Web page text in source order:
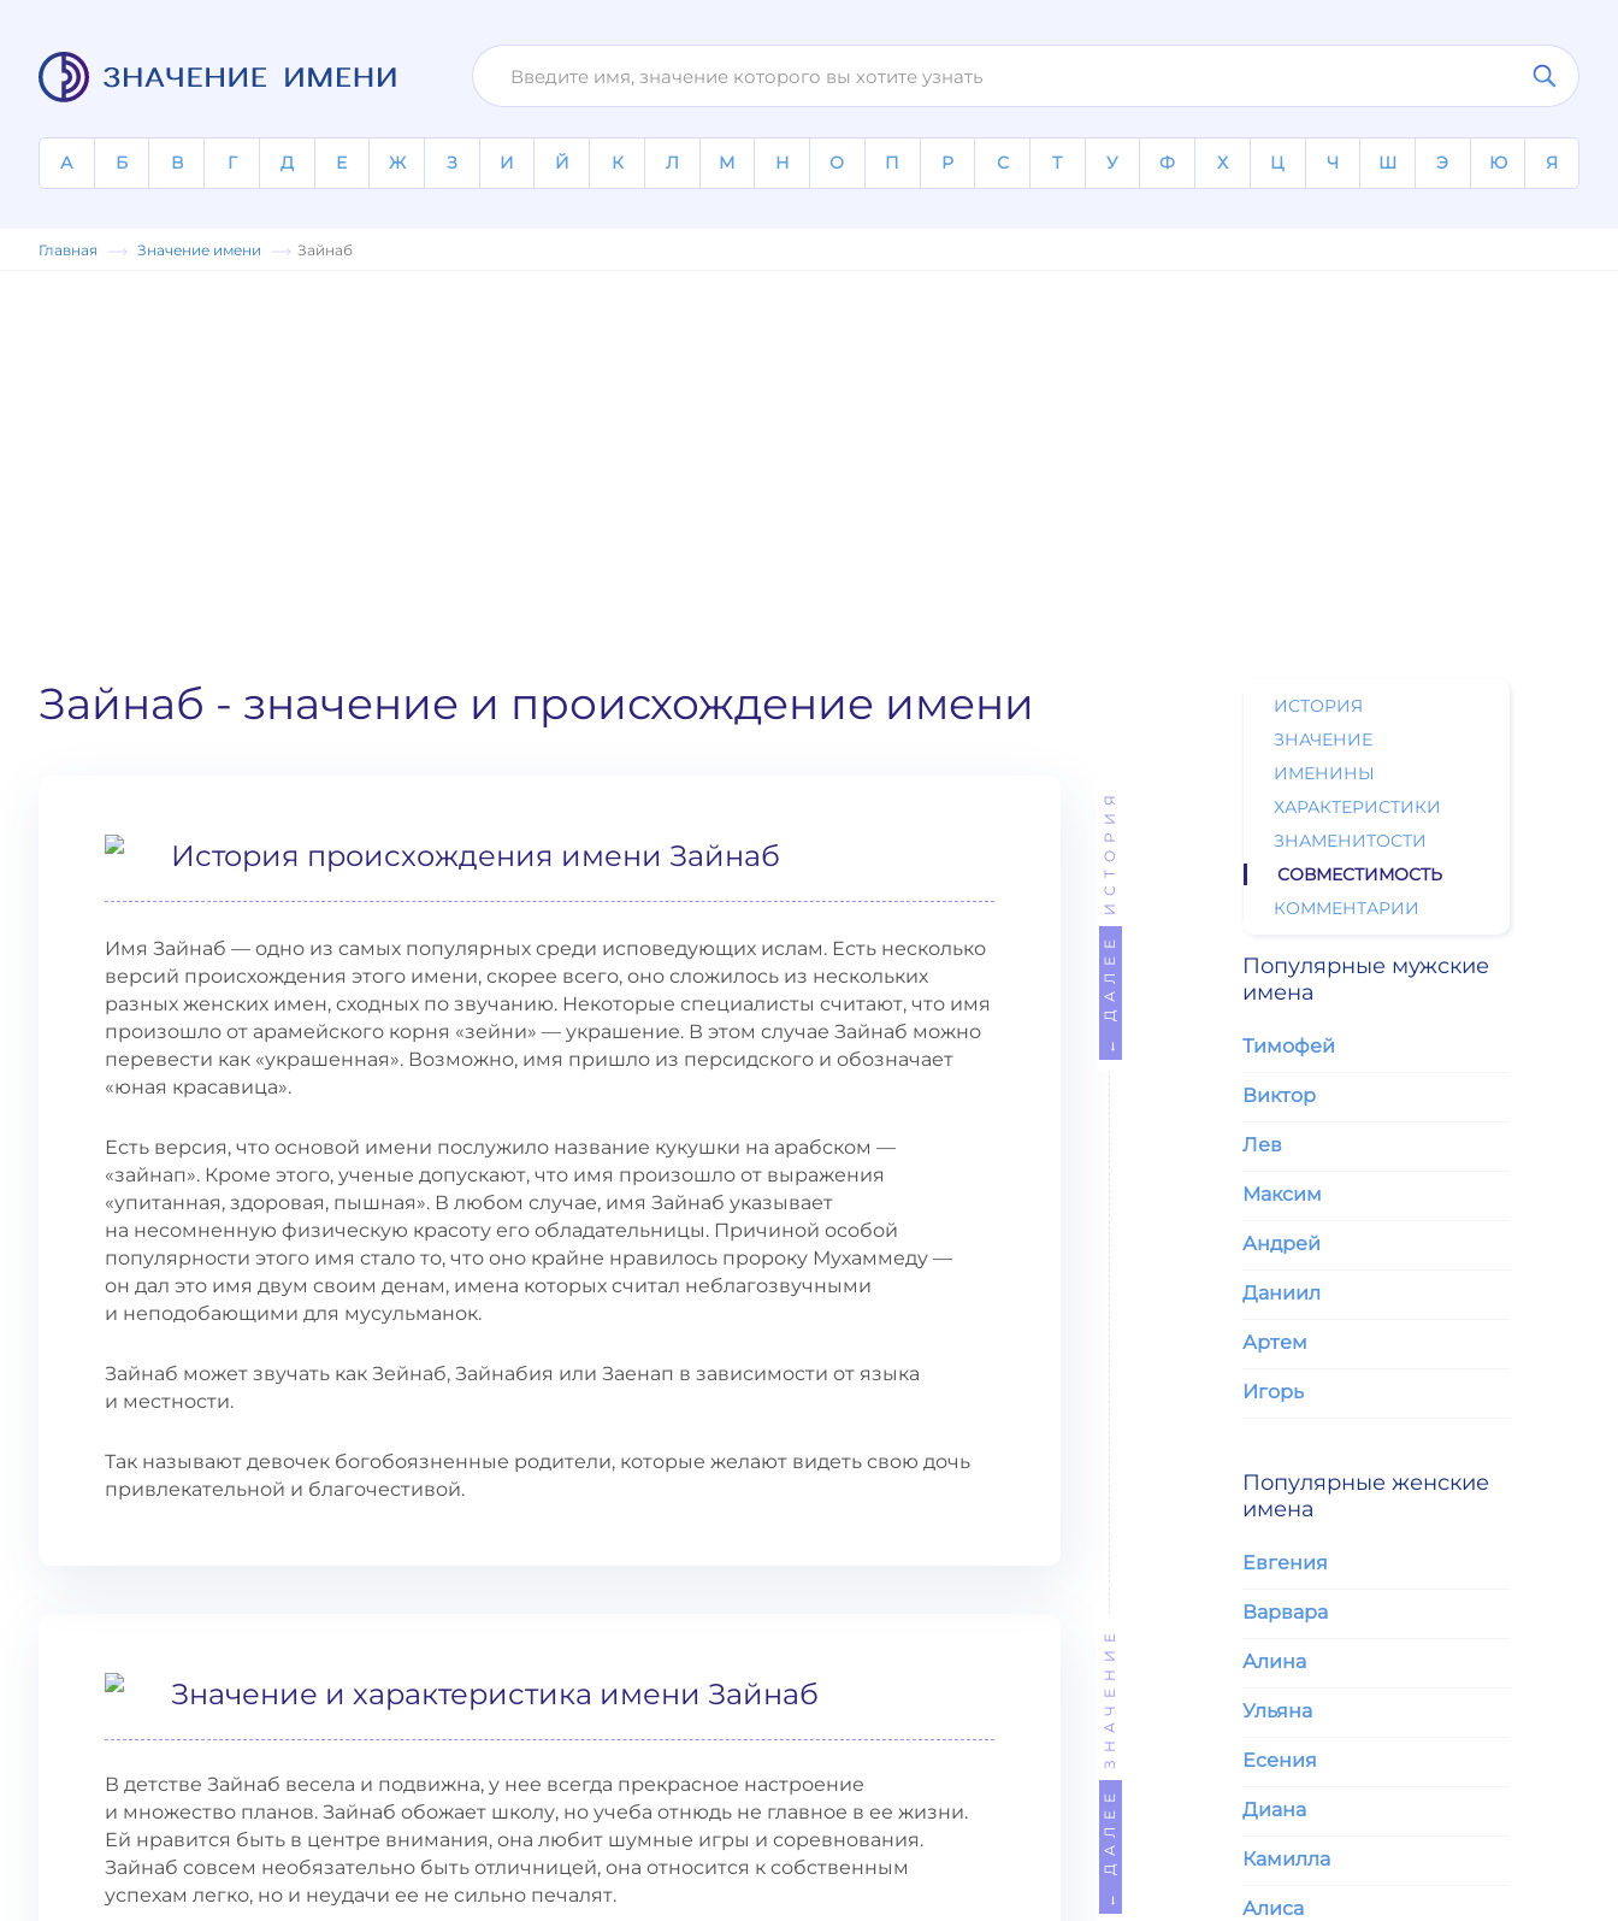
А Б В Г Д Е Ж З И Й К Л М Н О П Р С Т У Ф Х Ц Ч Ш Э Ю Я
Главная Значение имени Зайнаб
Зайнаб - значение и происхождение имени
История происхождения имени Зайнаб
Имя Зайнаб — одно из самых популярных среди исповедующих ислам. Есть несколько
версий происхождения этого имени, скорее всего, оно сложилось из нескольких
разных женских имен, сходных по звучанию. Некоторые специалисты считают, что имя
произошло от арамейского корня «зейни» — украшение. В этом случае Зайнаб можно
перевести как «украшенная». Возможно, имя пришло из персидского и обозначает
«юная красавица».
Есть версия, что основой имени послужило название кукушки на арабском —
«зайнап». Кроме этого, ученые допускают, что имя произошло от выражения
«упитанная, здоровая, пышная». В любом случае, имя Зайнаб указывает
на несомненную физическую красоту его обладательницы. Причиной особой
популярности этого имя стало то, что оно крайне нравилось пророку Мухаммеду —
он дал это имя двум своим денам, имена которых считал неблагозвучными
и неподобающими для мусульманок.
Зайнаб может звучать как Зейнаб, Зайнабия или Заенап в зависимости от языка
и местности.
Так называют девочек богобоязненные родители, которые желают видеть свою дочь
привлекательной и благочестивой.
← ДАЛЕЕ
ИСТОРИЯ
Значение и характеристика имени Зайнаб
В детстве Зайнаб весела и подвижна, у нее всегда прекрасное настроение
и множество планов. Зайнаб обожает школу, но учеба отнюдь не главное в ее жизни.
Ей нравится быть в центре внимания, она любит шумные игры и соревнования.
Зайнаб совсем необязательно быть отличницей, она относится к собственным
успехам легко, но и неудачи ее не сильно печалят.
← ДАЛЕЕ
ЗНАЧЕНИЕ
ИСТОРИЯ
ЗНАЧЕНИЕ
ИМЕНИНЫ
ХАРАКТЕРИСТИКИ
ЗНАМЕНИТОСТИ
СОВМЕСТИМОСТЬ
КОММЕНТАРИИ
Популярные мужские
имена
Тимофей
Виктор
Лев
Максим
Андрей
Даниил
Артем
Игорь
Популярные женские
имена
Евгения
Варвара
Алина
Ульяна
Есения
Диана
Камилла
Алиса